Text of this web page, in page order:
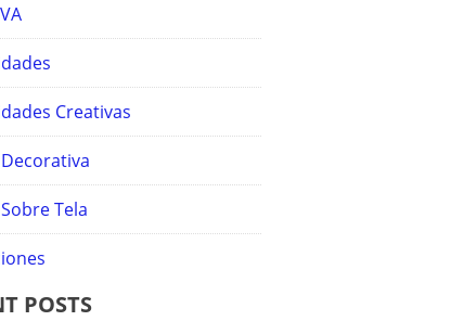
Creativas
Tela
POSTS